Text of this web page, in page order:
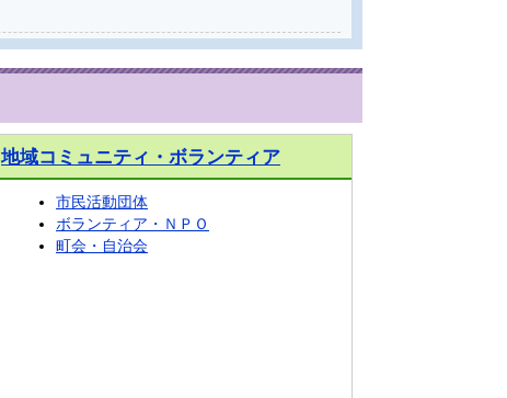
地域コミュニティ・ボランティア
市民活動団体
ボランティア・ＮＰＯ
町会・自治会